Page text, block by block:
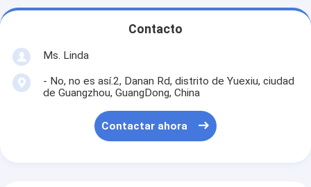
Contacto
Ms. Linda
- No, no es así.2, Danan Rd, distrito de Yuexiu, ciudad
de Guangzhou, GuangDong, China
Contactar ahora